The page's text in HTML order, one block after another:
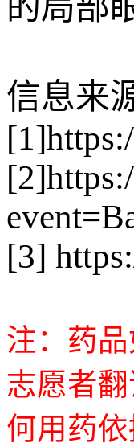
的局部
信息来
[3]
注：药
志愿者
何用药